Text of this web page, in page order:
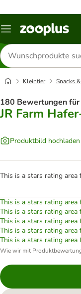
Menü
Produkte
suchen
Kleintier Snacks
180 Bewertungen für
JR Farm
Produktbild hochladen
This is a stars rating
This is a stars rating
This is a stars rating
This is a stars rating
This is a stars rating
This is a stars rating
Wie wir mit